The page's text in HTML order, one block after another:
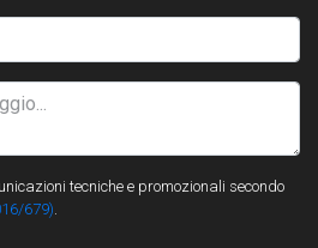
tecniche e promozionali secondo
679).